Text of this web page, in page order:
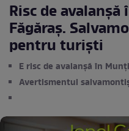
Risc de
Făgăraș.
pentru turiști
E risc de avalanșă în
Avertismentul